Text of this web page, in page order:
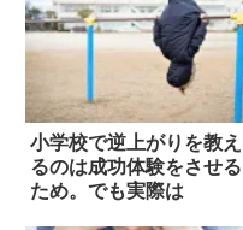
小学校で逆上がりを教え
るのは成功体験をさせる
ため。でも実際は